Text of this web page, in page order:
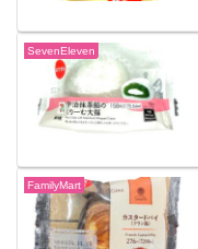
SevenEleven
FamilyMart